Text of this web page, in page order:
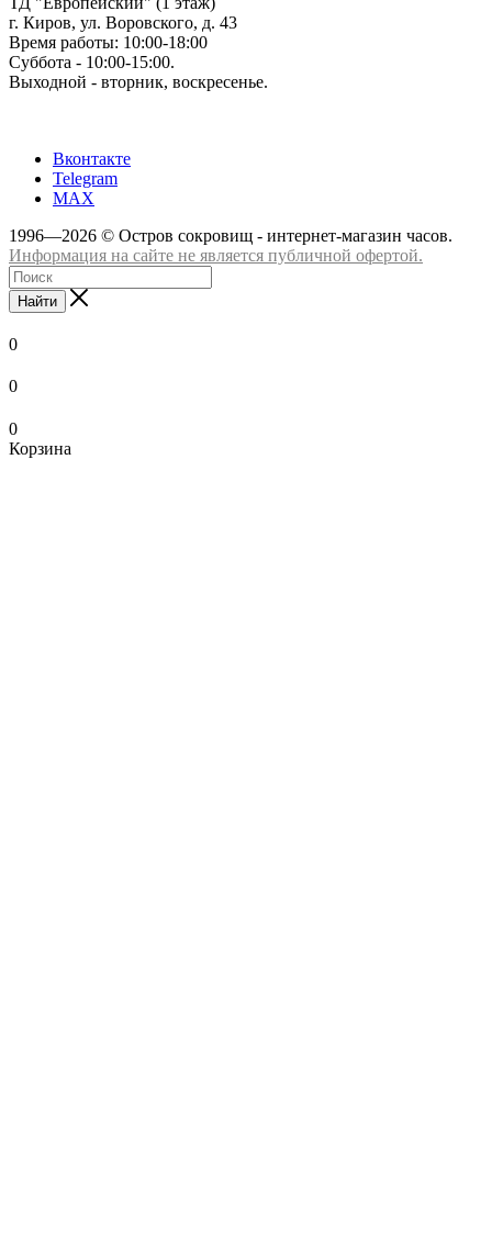
г. Киров, ул. Воровского, д. 43
Время работы: 10:00-18:00
Суббота - 10:00-15:00.
Выходной - вторник, воскресенье.
Вконтакте
Telegram
MAX
1996—2026 © Остров сокровищ - интернет-магазин часов.
Информация на сайте не является публичной офертой.
Найти
0
0
0
Корзина